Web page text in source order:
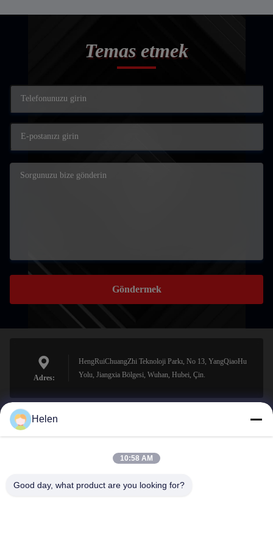
Temas etmek
Göndermek
Adres:
HengRuiChuangZhi Teknoloji Parkı, No 13, YangQiaoHu
Yolu, Jiangxia Bölgesi, Wuhan, Hubei, Çin.
sales@perfectlaser.net
Helen
10:58 AM
Good day, what product are you looking for?